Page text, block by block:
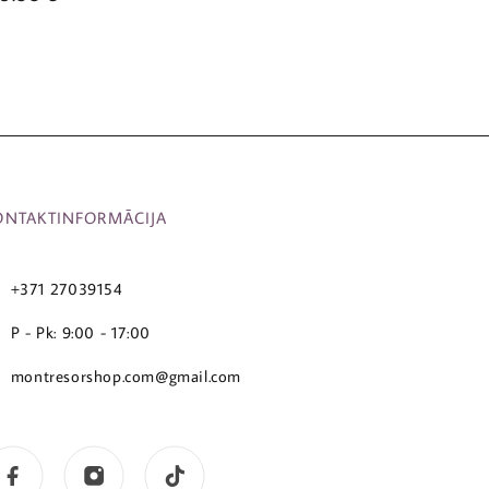
+371 27039154
P - Pk: 9:00 - 17:00
montresorshop.com@gmail.com